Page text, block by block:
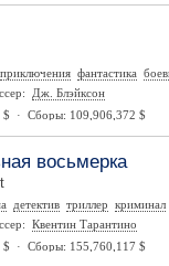
приключения фантастика
Дж. Блэйксон
$ · Сборы: 109,906,372 $
восьмерка
детектив триллер криминал
Квентин Тарантино
$ · Сборы: 155,760,117 $